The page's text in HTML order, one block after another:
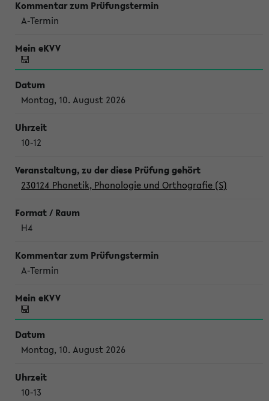
A-Termin
Montag, 10. August 2026
10-12
230124 Phonetik, Phonologie und Orthografie (S)
H4
A-Termin
Montag, 10. August 2026
10-13